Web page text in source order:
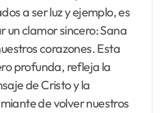
a ser luz y ejemplo, es
un clamor sincero: Sana
corazones. Esta
profunda, refleja la
de Cristo y la
de volver nuestros